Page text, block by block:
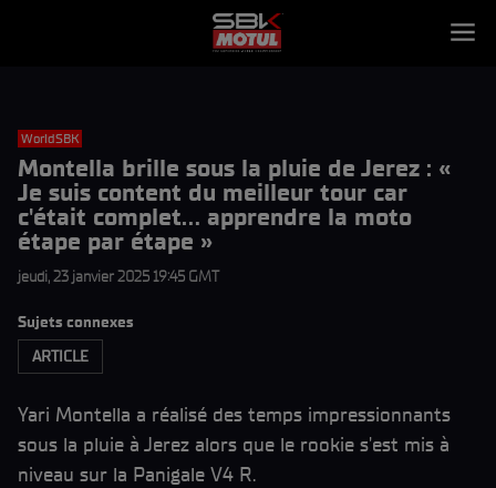
WorldSBK
Montella brille sous la pluie de Jerez : «
Je suis content du meilleur tour car
c'était complet... apprendre la moto
étape par étape »
jeudi, 23 janvier 2025 19:45 GMT
Sujets connexes
ARTICLE
Yari Montella a réalisé des temps impressionnants
sous la pluie à Jerez alors que le rookie s'est mis à
niveau sur la Panigale V4 R.